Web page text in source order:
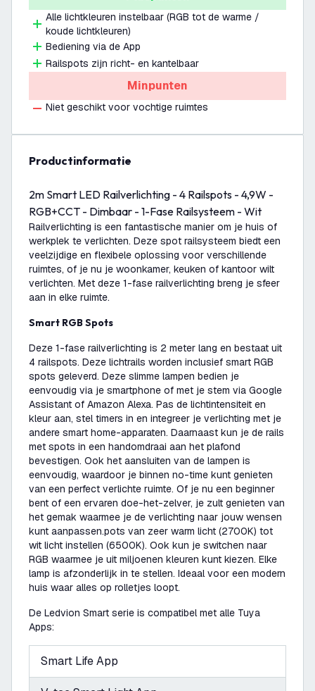
Alle lichtkleuren instelbaar (RGB tot de warme /
koude lichtkleuren)
Bediening via de App
Railspots zijn richt- en kantelbaar
Minpunten
Niet geschikt voor vochtige ruimtes
productinformatie
2m Smart LED Railverlichting - 4 Railspots - 4,9W -
RGB+CCT - Dimbaar - 1-Fase Railsysteem - Wit
Railverlichting is een fantastische manier om je huis of
werkplek te verlichten. Deze spot railsysteem biedt een
veelzijdige en flexibele oplossing voor verschillende
ruimtes, of je nu je woonkamer, keuken of kantoor wilt
verlichten. Met deze 1-fase railverlichting breng je sfeer
aan in elke ruimte.
Smart RGB Spots
Deze 1-fase railverlichting is 2 meter lang en bestaat uit
4 railspots. Deze lichtrails worden inclusief smart RGB
spots geleverd. Deze slimme lampen bedien je
eenvoudig via je smartphone of met je stem via Google
Assistant of Amazon Alexa. Pas de lichtintensiteit en
kleur aan, stel timers in en integreer je verlichting met je
andere smart home-apparaten. Daarnaast kun je de rails
met spots in een handomdraai aan het plafond
bevestigen. Ook het aansluiten van de lampen is
eenvoudig, waardoor je binnen no-time kunt genieten
van een perfect verlichte ruimte. Of je nu een beginner
bent of een ervaren doe-het-zelver, je zult genieten van
het gemak waarmee je de verlichting naar jouw wensen
kunt aanpassen.pots van zeer warm licht (2700K) tot
wit licht instellen (6500K). Ook kun je switchen naar
RGB waarmee je uit miljoenen kleuren kunt kiezen. Elke
lamp is afzonderlijk in te stellen. Ideaal voor een modern
huis waar alles op rolletjes loopt.
De Ledvion Smart serie is compatibel met alle Tuya
Apps:
Smart Life App